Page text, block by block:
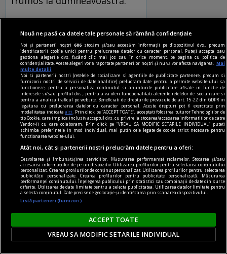
el mai mult mă recunosc în
corespondenţa berlineză, în
acel răsfăţ de haz (trist) de
necaz. Minus angajarea
takistă, care i-a “cam belit
obrazul” lui Gherea, Caragiale
la Berlin este, într-un fel,
imaginea ideală a scriitorului
român. Dincolo, deci, de cele
multe şi mărunte, mă
recunosc în jubilaţia de-a
privi de la Dresda şi Berlin
prostologhia dîmboviţeană.
Repet, asta pare a fi
poziţiunea ideală pentru
intelectualul român, cel puţin
pentru o felie groasă din
viaţă. De altfel, e semnificativ
că trei dintre cei mai
Nouă ne pasă ca datele tale personale să rămână confidențiale
Noi și partenerii noștri606 stocăm și/sau accesăm informații pe dispozitivul dvs., precum
identificatorii cookie unici pentru prelucrarea datelor cu caracter personal. Puteți accepta sau
gestiona alegerile dvs. făcând clic mai jos sau în orice moment, pe pagina cu politica de
confidențialitate. Aceste alegeri vor fi raportate partenerilor noștri și nu vă vor afecta navigarea.
Mai
multe detalii
Noi si partenerii nostri (retelele de socializare si agentiile de publicitate partenere, precum si
furnizorii nostri de servicii de date analitice) prelucram date pentru a permite website-ului sa
functioneze, pentru a personaliza continutul si anunturile publicitare afisate in functie de
interesele si/sau profilul dvs., pentru a va oferi functionalitati aferente retelelor de socializare si
pentru a analiza traficul pe website. Beneficiati de drepturile prevazute de art. 15-22 din GDPR in
legatura cu prelucrarea datelor cu caracter personal. Aceste drepturi pot fi exercitate prin
modalitatea indicataaici
. Prin click pe “ACCEPT TOATE”, acceptati folosirea tuturor Tehnologiilor de
tip Cookie, care implica inclusiv acceptul dvs. cu privire la stocarea/accesarea informatiilor de catre
Vendor-ii cu care colaboram. Prin click pe “VREAU SA MODIFIC SETARILE INDIVIDUAL” puteti
schimba preferintele in mod individual, mai putin cele legate de cookie strict necesare pentru
functionarea website-ului.
Atât noi, cât și partenerii noștri prelucrăm datele pentru a oferi:
Dezvoltarea și îmbunătățirea serviciilor. Măsurarea performanței reclamelor. Stocarea și/sau
accesarea informațiilor de pe un dispozitiv. Utilizarea profilurilor pentru selectarea conținutului
personalizat. Crearea profilurilor de conținut personalizat. Utilizarea profilurilor pentru selectarea
publicității personalizate. Crearea profilurilor pentru publicitate personalizată. Măsurarea
performanței conținutului. Înțelegerea publicului prin statistici sau combinații de date din surse
diferite. Utilizarea de date limitate pentru a selecta publicitatea. Utilizarea datelor limitate pentru
a selecta conținutul. Date precise de geolocație și identificarea prin scanarea dispozitivului.
Listă parteneri (furnizori)
ACCEPT TOATE
VREAU SA MODIFIC SETARILE INDIVIDUAL